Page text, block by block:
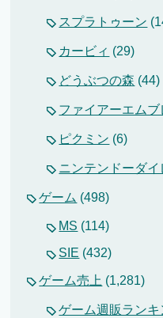
スプラトゥーン
カービィ (29)
どうぶつの森 (44)
ファイアーエムブ
ピクミン (6)
ニンテンドーダイ
ゲーム (498)
MS (114)
SIE (432)
ゲーム売上 (1,281)
ゲーム週販ランキ